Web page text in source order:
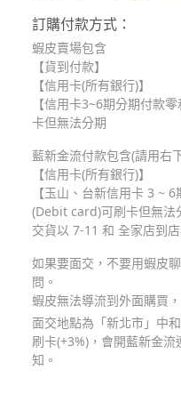
訂購付款方式：
蝦皮賣場包含
【貨到付款】
【信用卡(所有銀行)】
【信用卡3~6期分期付款
卡但無法分期
藍新金流付款包含(請用右
【信用卡(所有銀行)】
【玉山、台新信用卡 3 ~
(Debit card)可刷卡但無法
交貨以 7-11 和 全家店到
如果要面交，不要用蝦皮
問。
蝦皮無法導流到外面購買
面交地點為「新北市」中
刷卡(+3%)，會開藍新金
知。